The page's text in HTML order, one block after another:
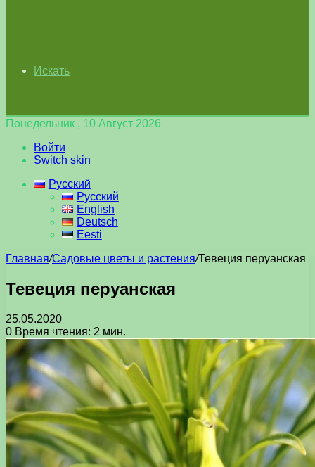
Искать
Понедельник , 10 Август 2026
Войти
Switch skin
Русский
Русский
English
Deutsch
Eesti
Главная/Садовые цветы и растения/Тевеция перуанская
Тевеция перуанская
25.05.2020
0 Время чтения: 2 мин.